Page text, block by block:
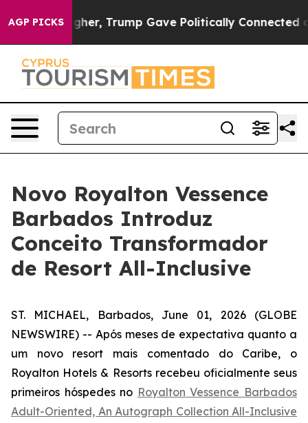
AGP PICKS
Higher, Trump Gave Politically Connected oil
Novo Royalton Vessence
Barbados Introduz
Conceito Transformador
de Resort All-Inclusive
ST. MICHAEL, Barbados, June 01, 2026 (GLOBE
NEWSWIRE) -- Após meses de expectativa quanto a
um novo resort mais comentado do Caribe, o
Royalton Hotels & Resorts recebeu oficialmente seus
primeiros hóspedes no Royalton Vessence Barbados
Adult-Oriented, An Autograph Collection All-Inclusive